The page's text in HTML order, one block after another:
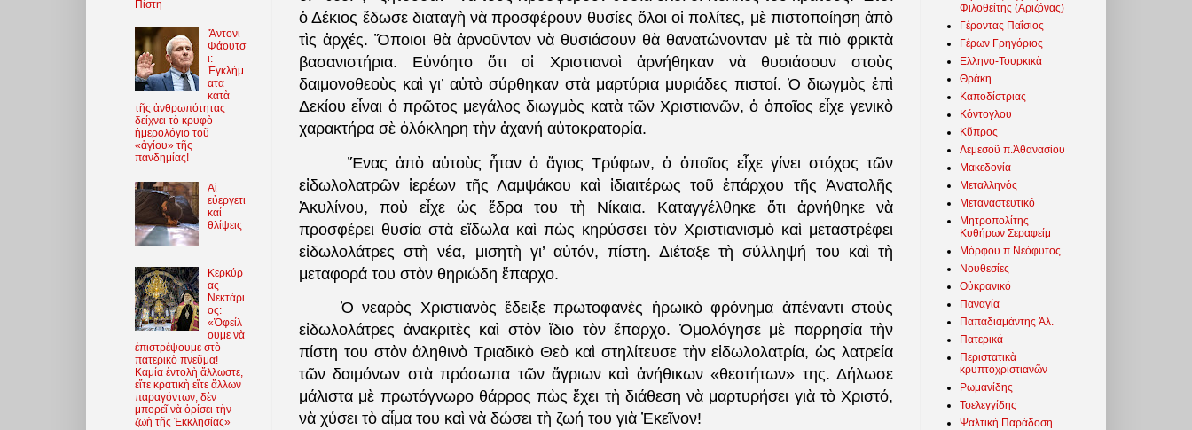
ὁ Δέκιος ἔδωσε διαταγὴ νὰ προσφέρουν θυσίες ὅλοι οἱ πολίτες, μὲ πιστοποίηση ἀπὸ
τὶς ἀρχές. Ὅποιοι θὰ ἀρνοῦνταν νὰ θυσιάσουν θὰ θανατώνονταν μὲ τὰ πιὸ φρικτὰ
βασανιστήρια. Εὐνόητο ὅτι οἱ Χριστιανοὶ ἀρνήθηκαν νὰ θυσιάσουν στοὺς
δαιμονοθεοὺς καὶ γι’ αὐτὸ σύρθηκαν στὰ μαρτύρια μυριάδες πιστοί. Ὁ διωγμὸς ἐπὶ
Δεκίου εἶναι ὁ πρῶτος μεγάλος διωγμὸς κατὰ τῶν Χριστιανῶν, ὁ ὁποῖος εἶχε γενικὸ
χαρακτήρα σὲ ὁλόκληρη τὴν ἀχανή αὐτοκρατορία.
Ἕνας ἀπὸ αὐτοὺς ἦταν ὁ ἅγιος Τρύφων, ὁ ὁποῖος εἶχε γίνει στόχος τῶν
εἰδωλολατρῶν ἱερέων τῆς Λαμψάκου καὶ ἰδιαιτέρως τοῦ ἐπάρχου τῆς Ἀνατολῆς
Ἀκυλίνου, ποὺ εἶχε ὡς ἕδρα του τὴ Νίκαια. Καταγγέλθηκε ὅτι ἀρνήθηκε νὰ
προσφέρει θυσία στὰ εἴδωλα καὶ πὼς κηρύσσει τὸν Χριστιανισμὸ καὶ μεταστρέφει
εἰδωλολάτρες στὴ νέα, μισητὴ γι’ αὐτόν, πίστη. Διέταξε τὴ σύλληψή του καὶ τὴ
μεταφορά του στὸν θηριώδη ἔπαρχο.
Ὁ νεαρὸς Χριστιανὸς ἔδειξε πρωτοφανὲς ἡρωικὸ φρόνημα ἀπέναντι στοὺς
εἰδωλολάτρες ἀνακριτὲς καὶ στὸν ἴδιο τὸν ἔπαρχο. Ὁμολόγησε μὲ παρρησία τὴν
πίστη του στὸν ἀληθινὸ Τριαδικὸ Θεὸ καὶ στηλίτευσε τὴν εἰδωλολατρία, ὡς λατρεία
τῶν δαιμόνων στὰ πρόσωπα τῶν ἄγριων καὶ ἀνήθικων «θεοτήτων» της. Δήλωσε
μάλιστα μὲ πρωτόγνωρο θάρρος πὼς ἔχει τὴ διάθεση νὰ μαρτυρήσει γιὰ τὸ Χριστό,
νὰ χύσει τὸ αἷμα του καὶ νὰ δώσει τὴ ζωή του γιὰ Ἐκεῖνον!
Πίστη
Ἄντονι
Φάουτσ
ι:
Ἐγκλήμ
ατα
κατὰ
τῆς ἀνθρωπότητας
δείχνει τὸ κρυφὸ
ἡμερολόγιο τοῦ
«ἁγίου» τῆς
πανδημίας!
Αἱ
εὐεργετι
καί
θλίψεις
Κερκύρ
ας
Νεκτάρι
ος:
«Ὀφείλ
ουμε νὰ
ἐπιστρέψουμε στὸ
πατερικὸ πνεῦμα!
Καμία ἐντολὴ ἄλλωστε,
εἴτε κρατικὴ εἴτε ἄλλων
παραγόντων, δὲν
μπορεῖ νὰ ὁρίσει τὴν
ζωὴ τῆς Ἐκκλησίας»
Φιλοθεΐτης (Αριζόνας)
Γέροντας Παΐσιος
Γέρων Γρηγόριος
Ελληνο-Τουρκικὰ
Θράκη
Καποδίστριας
Κόντογλου
Κῦπρος
Λεμεσοῦ π.Ἀθανασίου
Μακεδονία
Μεταλληνός
Μεταναστευτικό
Μητροπολίτης
Κυθήρων Σεραφείμ
Μόρφου π.Νεόφυτος
Νουθεσίες
Οὐκρανικό
Παναγία
Παπαδιαμάντης Ἀλ.
Πατερικά
Περιστατικὰ
κρυπτοχριστιανῶν
Ρωμανίδης
Τσελεγγίδης
Ψαλτική Παράδοση